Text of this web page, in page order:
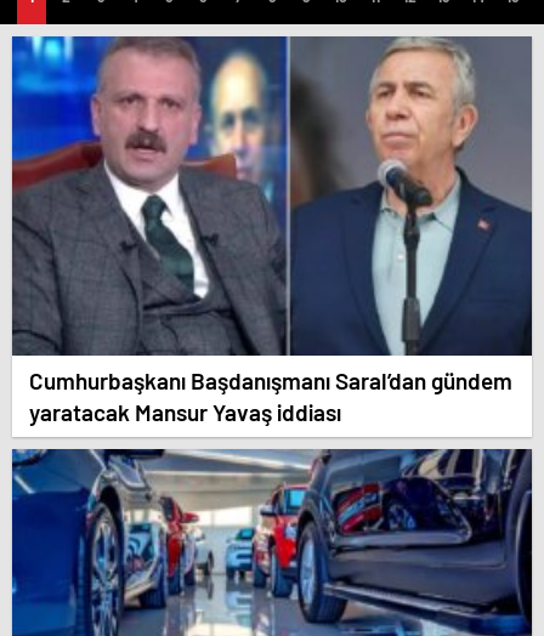
Cumhurbaşkanı Başdanışmanı Saral’dan gündem
yaratacak Mansur Yavaş iddiası